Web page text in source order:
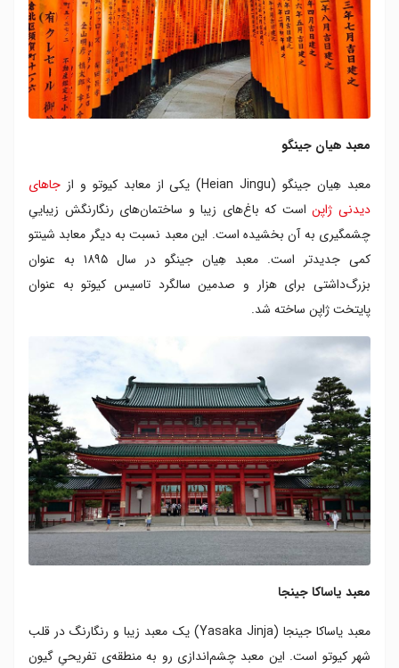
معبد هیان جینگو
معبد هِیان جینگو (Heian Jingu) یکی از معابد کیوتو و از
جاهای
دیدنی ژاپناست که باغ‌های زیبا و ساختمان‌های رنگارنگش زیباییِ
چشمگیری به آن بخشیده است. این معبد نسبت به دیگر معابد شینتو
کمی جدیدتر است. معبد هِیان جینگو در سال ۱۸۹۵ به عنوان
بزرگ‌داشتی برای هزار و صدمین سالگرد تاسیس کیوتو به عنوان
پایتخت ژاپن ساخته شد.
معبد یاساکا جینجا
معبد یاساکا جینجا (Yasaka Jinja) یک معبد زیبا و رنگارنگ در قلب
شهر کیوتو است. این معبد چشم‌اندازی رو به منطقه‌ی تفریحیِ گیون